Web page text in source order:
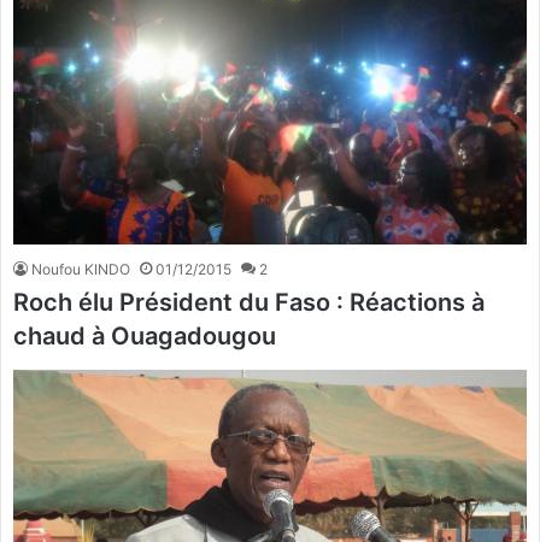
Noufou KINDO 01/12/2015 2
Roch élu Président du Faso : Réactions à
chaud à Ouagadougou